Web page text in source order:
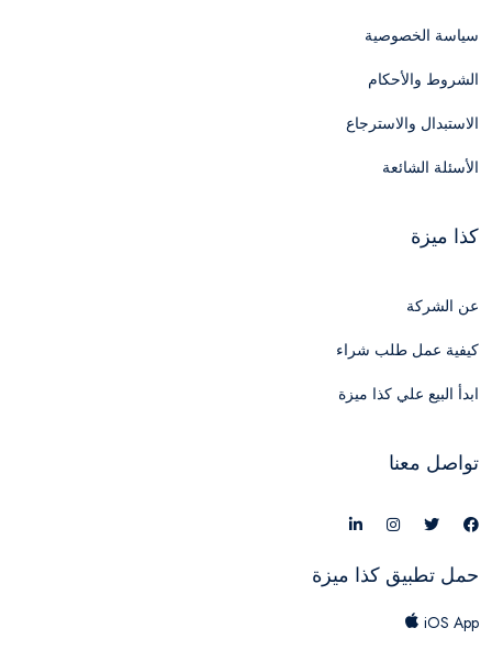
سياسة الخصوصية
الشروط والأحكام
الاستبدال والاسترجاع
الأسئلة الشائعة
كذا ميزة
عن الشركة
كيفية عمل طلب شراء
ابدأ البيع علي كذا ميزة
تواصل معنا
حمل تطبيق كذا ميزة
iOS App